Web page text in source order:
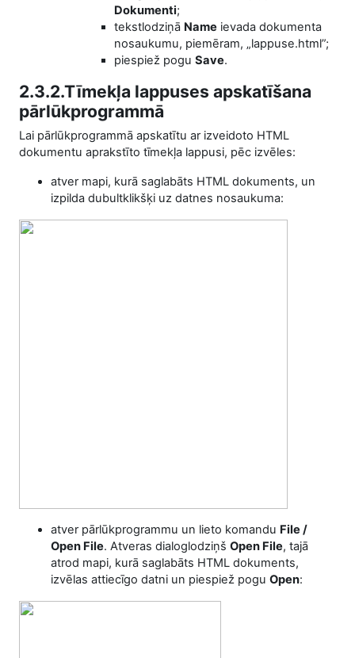
Dokumenti;
tekstlodziņā Name ievada dokumenta
nosaukumu, piemēram, „lappuse.html”;
piespiež pogu Save.
2.3.2.Tīmekļa lappuses apskatīšana
pārlūkprogrammā
Lai pārlūkprogrammā apskatītu ar izveidoto HTML
dokumentu aprakstīto tīmekļa lappusi, pēc izvēles:
atver mapi, kurā saglabāts HTML dokuments, un
izpilda dubultklikšķi uz datnes nosaukuma:
atver pārlūkprogrammu un lieto komandu File /
Open File. Atveras dialoglodziņš Open File, tajā
atrod mapi, kurā saglabāts HTML dokuments,
izvēlas attiecīgo datni un piespiež pogu Open: